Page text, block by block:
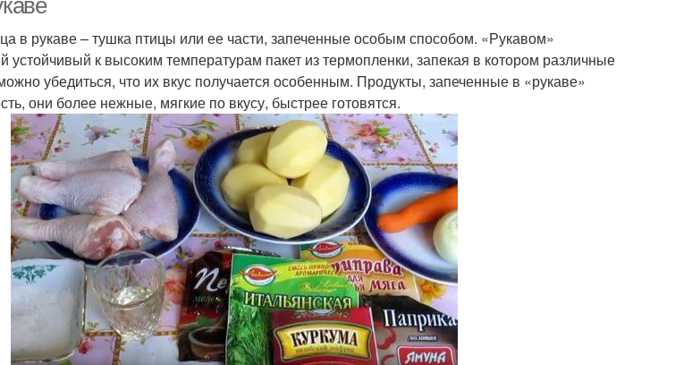
в рукаве – тушка птицы или ее части, запеченные особым способом. «Рукавом»
устойчивый к высоким температурам пакет из термопленки, запекая в котором различные
убедиться, что их вкус получается особенным. Продукты, запеченные в «рукаве»
они более нежные, мягкие по вкусу, быстрее готовятся.